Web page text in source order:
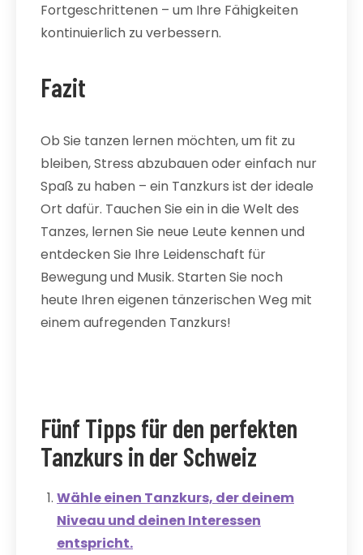
Fortgeschrittenen – um Ihre Fähigkeiten
kontinuierlich zu verbessern.
Fazit
Ob Sie tanzen lernen möchten, um fit zu
bleiben, Stress abzubauen oder einfach nur
Spaß zu haben – ein Tanzkurs ist der ideale
Ort dafür. Tauchen Sie ein in die Welt des
Tanzes, lernen Sie neue Leute kennen und
entdecken Sie Ihre Leidenschaft für
Bewegung und Musik. Starten Sie noch
heute Ihren eigenen tänzerischen Weg mit
einem aufregenden Tanzkurs!
Fünf Tipps für den perfekten
Tanzkurs in der Schweiz
Wähle einen Tanzkurs, der deinem
Niveau und deinen Interessen
entspricht.